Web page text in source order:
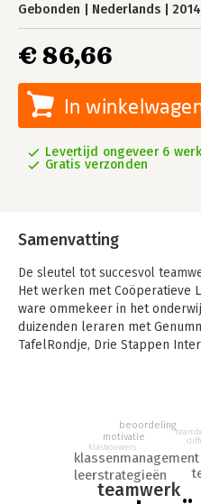
Gebonden Nederlands 2014
€ 86,66
In
Levertijd ongeveer 6
Gratis verzonden
Samenvatting
De sleutel tot succesvol
Het werken met Coöperatieve
ware ommekeer in het
duizenden leraren met
TafelRondje, Drie Stappen
ontwikkeld en het
kenmerkt zich door een
talrijke suggesties en ideeën
nog makkelijker om de deur
Coöperatieve Leerstrategieën
teamwerk
leerstrategieën
klassenmanagement
klasbouwers
motivatie
beoordeling